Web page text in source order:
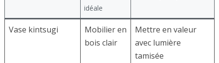
idéale
Vase kintsugi
Mobilier en
bois clair
Mettre en valeur
avec lumière
tamisée